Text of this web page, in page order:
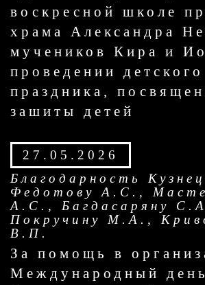
воскресной школе
храма Александра
мучеников Кира и
проведении детского
праздника,
зашиты детей
27.05.2026
Благодарность
Федотову А.С.,
А.С., Багдасаряну
Покручину М.А.,
В.П.
За помощь в
Международный